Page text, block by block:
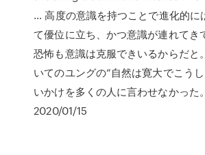
… 高度の意識を持つことで進化的に
て優位に立ち、かつ意識が連れてき
恐怖も意識は克服できいるからだと
いてのユングの“自然は寛大でこう
いかけを多くの人に言わせなかった
2020/01/15